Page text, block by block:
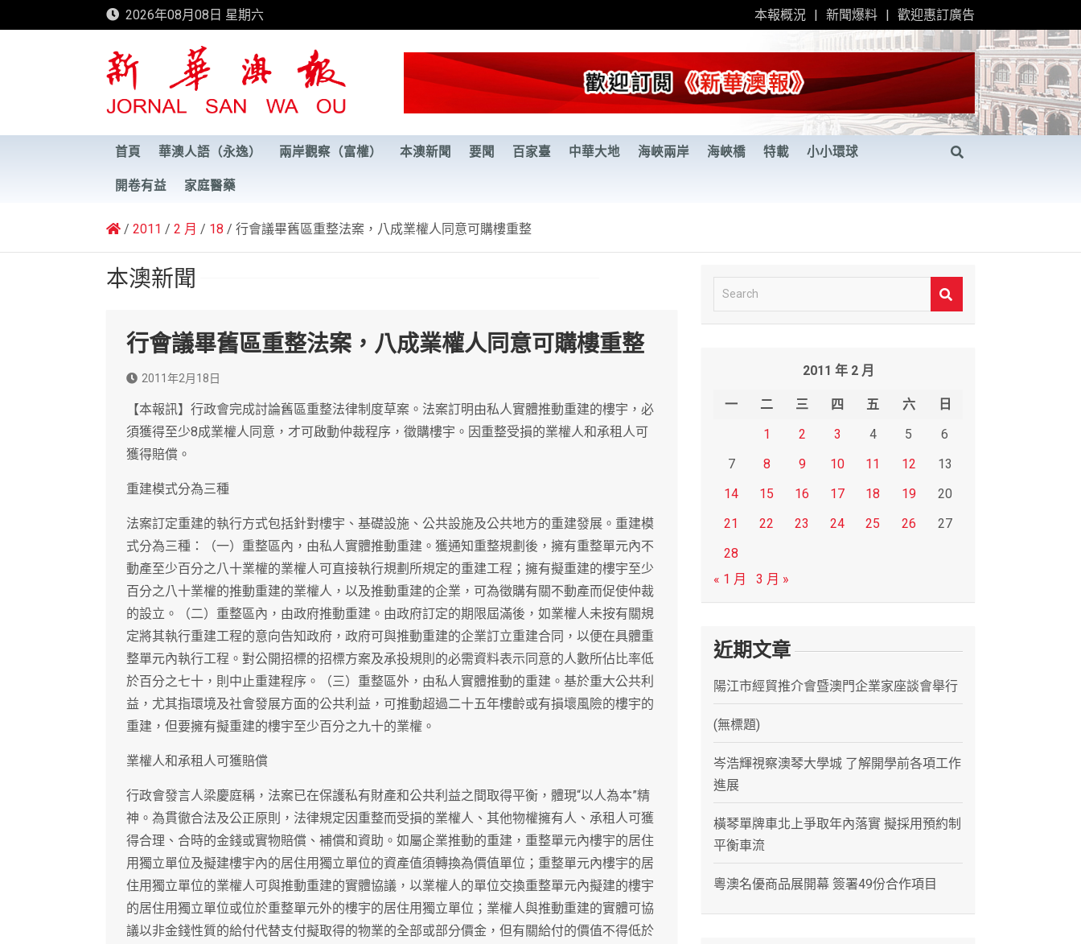
to
2026年08月08日 星期六 本報概況 新聞爆料 歡迎惠訂廣告
新華澳報
首頁 華澳人語（永逸） 兩岸觀察（富權） 本澳新聞 要聞 百家臺 中華大地 海峽兩岸 海峽橋 特載 小小環球
開卷有益 家庭醫藥
2011 2 月 18 行會議畢舊區重整法案，八成業權人同意可購樓重整
本澳新聞
行會議畢舊區重整法案，八成業權人同意可購樓重整
2011年2月18日
【本報訊】行政會完成討論舊區重整法律制度草案。法案訂明由私人實體推動重建的樓宇，必
須獲得至少8成業權人同意，才可啟動仲裁程序，徵購樓宇。因重整受損的業權人和承租人可
獲得賠償。
重建模式分為三種
法案訂定重建的執行方式包括針對樓宇、基礎設施、公共設施及公共地方的重建發展。重建模
式分為三種：（一）重整區內，由私人實體推動重建。獲通知重整規劃後，擁有重整單元內不
動產至少百分之八十業權的業權人可直接執行規劃所規定的重建工程；擁有擬重建的樓宇至少
百分之八十業權的推動重建的業權人，以及推動重建的企業，可為徵購有關不動產而促使仲裁
的設立。（二）重整區內，由政府推動重建。由政府訂定的期限屆滿後，如業權人未按有關規
定將其執行重建工程的意向告知政府，政府可與推動重建的企業訂立重建合同，以便在具體重
整單元內執行工程。對公開招標的招標方案及承投規則的必需資料表示同意的人數所佔比率低
於百分之七十，則中止重建程序。（三）重整區外，由私人實體推動的重建。基於重大公共利
益，尤其指環境及社會發展方面的公共利益，可推動超過二十五年樓齡或有損壞風險的樓宇的
重建，但要擁有擬重建的樓宇至少百分之九十的業權。
業權人和承租人可獲賠償
行政會發言人梁慶庭稱，法案已在保護私有財產和公共利益之間取得平衡，體現“以人為本”精
神。為貫徹合法及公正原則，法律規定因重整而受損的業權人、其他物權擁有人、承租人可獲
得合理、合時的金錢或實物賠償、補償和資助。如屬企業推動的重建，重整單元內樓宇的居住
用獨立單位及擬建樓宇內的居住用獨立單位的資產值須轉換為價值單位；重整單元內樓宇的居
住用獨立單位的業權人可與推動重建的實體協議，以業權人的單位交換重整單元內擬建的樓宇
的居住用獨立單位或位於重整單元外的樓宇的居住用獨立單位；業權人與推動重建的實體可協
議以非金錢性質的給付代替支付擬取得的物業的全部或部分價金，但有關給付的價值不得低於
e
2011 年 2 月
一 二 三 四 五 六
日
1
2 3 4 5
6
7
8 9 10 11 12
13
14
15 16 17 18 19
20
21
22 23 24 25 26
27
28
« 1 月
3 月 »
近期文章
陽江市經貿推介會暨澳門企業家座談會舉行
(無標題)
岑浩輝視察澳琴大學城 了解開學前各項工作
進展
橫琴單牌車北上爭取年內落實 擬採用預約制
平衡車流
粵澳名優商品展開幕 簽署49份合作項目